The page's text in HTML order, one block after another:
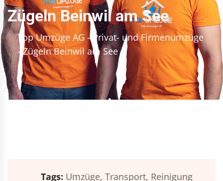
Zügeln Beinwil am See
Top Umzüge AG - Privat- und Firmenumzüge
- Zügeln Beinwil am See
Tags: Umzüge, Transport, Reinigung